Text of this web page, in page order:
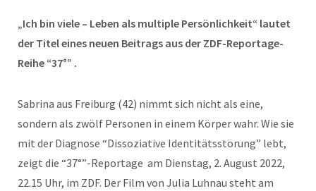
„Ich bin viele – Leben als multiple Persönlichkeit“ lautet
der Titel eines neuen Beitrags aus der ZDF-Reportage-
Reihe “37°” .
Sabrina aus Freiburg (42) nimmt sich nicht als eine,
sondern als zwölf Personen in einem Körper wahr. Wie sie
mit der Diagnose “Dissoziative Identitätsstörung” lebt,
zeigt die “37°”-Reportage am Dienstag, 2. August 2022,
22.15 Uhr, im ZDF. Der Film von Julia Luhnau steht am